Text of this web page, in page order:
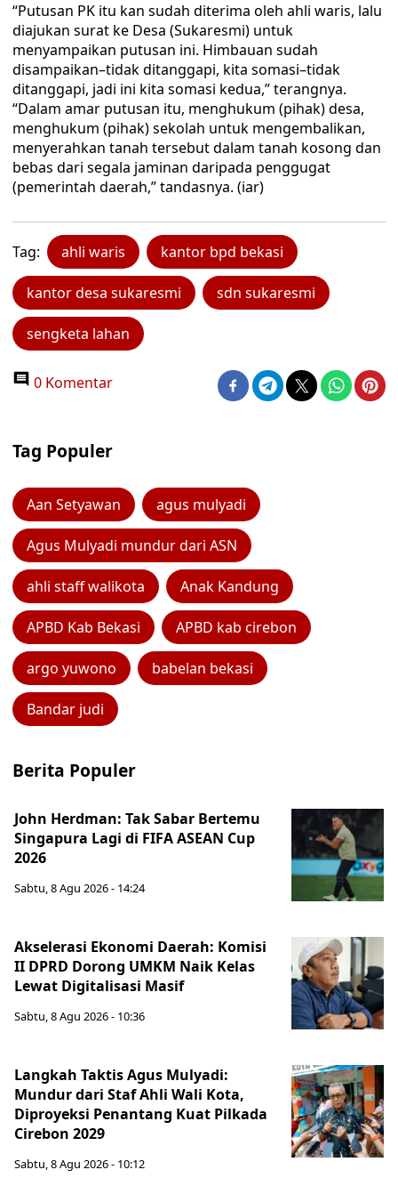
“Putusan PK itu kan sudah diterima oleh ahli waris, lalu
diajukan surat ke Desa (Sukaresmi) untuk
menyampaikan putusan ini. Himbauan sudah
disampaikan–tidak ditanggapi, kita somasi–tidak
ditanggapi, jadi ini kita somasi kedua,” terangnya.
“Dalam amar putusan itu, menghukum (pihak) desa,
menghukum (pihak) sekolah untuk mengembalikan,
menyerahkan tanah tersebut dalam tanah kosong dan
bebas dari segala jaminan daripada penggugat
(pemerintah daerah,” tandasnya. (iar)
Tag: ahli waris kantor bpd bekasi
kantor desa sukaresmi sdn sukaresmi
sengketa lahan
0 Komentar
Tag Populer
Aan Setyawan agus mulyadi
Agus Mulyadi mundur dari ASN
ahli staff walikota Anak Kandung
APBD Kab Bekasi APBD kab cirebon
argo yuwono babelan bekasi
Bandar judi
Berita Populer
John Herdman: Tak Sabar Bertemu
Singapura Lagi di FIFA ASEAN Cup
2026
Sabtu, 8 Agu 2026 - 14:24
Akselerasi Ekonomi Daerah: Komisi
II DPRD Dorong UMKM Naik Kelas
Lewat Digitalisasi Masif
Sabtu, 8 Agu 2026 - 10:36
Langkah Taktis Agus Mulyadi:
Mundur dari Staf Ahli Wali Kota,
Diproyeksi Penantang Kuat Pilkada
Cirebon 2029
Sabtu, 8 Agu 2026 - 10:12